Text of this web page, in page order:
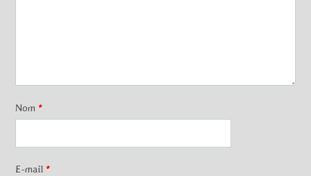
Nom *
E-mail *